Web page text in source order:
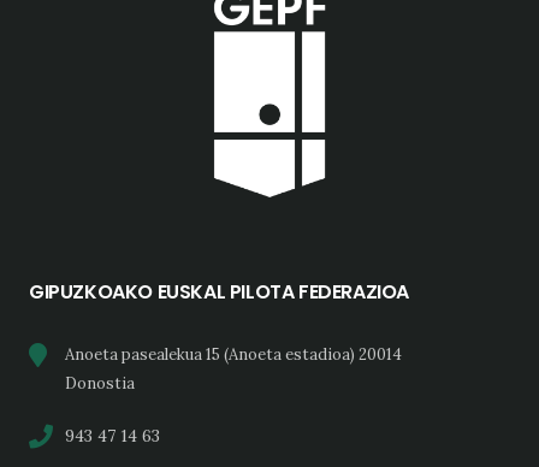
GIPUZKOAKO EUSKAL PILOTA FEDERAZIOA
Anoeta pasealekua 15 (Anoeta estadioa) 20014
Donostia
943 47 14 63